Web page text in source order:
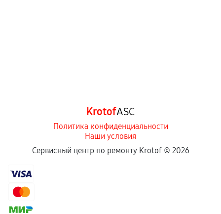
KrotofASC
Политика конфиденциальности
Наши условия
Сервисный центр по ремонту Krotof © 2026